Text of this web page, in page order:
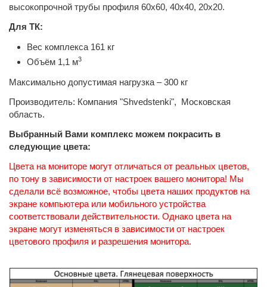
высокопрочной трубы профиля 60х60, 40х40, 20х20.
Для ТК:
Вес комплекса 161 кг
Объём 1,1 м3
Максимально допустимая нагрузка – 300 кг
Производитель: Компания "Shvedstenki", Московская
область.
Выбранный Вами комплекс можем покрасить в
следующие цвета:
Цвета на мониторе могут отличаться от реальных цветов,
по тону в зависимости от настроек вашего монитора! Мы
сделали всё возможное, чтобы цвета наших продуктов на
экране компьютера или мобильного устройства
соответствовали действительности. Однако цвета на
экране могут изменяться в зависимости от настроек
цветового профиля и разрешения монитора.